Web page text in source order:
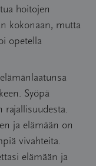
hoitojen
kokonaan, mutta
opetella
Syöpä
rajallisuudesta.
ja elämään on
vivahteita.
elämään ja